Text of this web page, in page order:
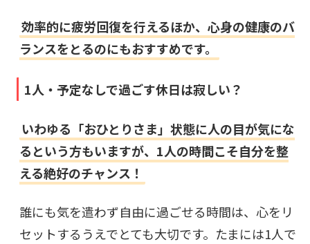
効率的に疲労回復を行えるほか、心身の健康のバ
ランスをとるのにもおすすめです。
1人・予定なしで過ごす休日は寂しい？
いわゆる「おひとりさま」状態に人の目が気にな
るという方もいますが、1人の時間こそ自分を整
える絶好のチャンス！
誰にも気を遣わず自由に過ごせる時間は、心をリ
セットするうえでとても大切です。たまには1人で